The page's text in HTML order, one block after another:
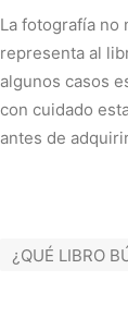
La fotografía no
representa al
algunos casos
con cuidado
antes de